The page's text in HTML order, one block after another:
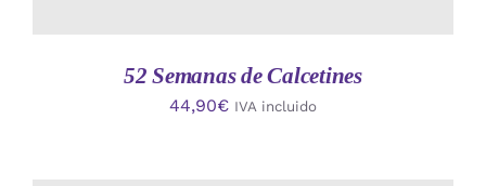
52 Semanas de Calcetines
44,90€ IVA incluido